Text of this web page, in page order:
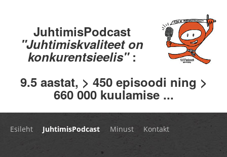
JuhtimisPodcast
"Juhtimiskvaliteet on
konkurentsieelis" :
9.5 aastat, > 450 episoodi ning >
660 000 kuulamise ...
Esileht JuhtimisPodcast Minust Kontakt